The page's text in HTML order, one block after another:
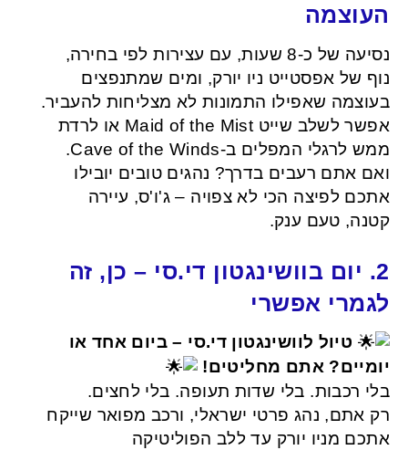
העוצמה
נסיעה של כ-8 שעות, עם עצירות לפי בחירה,
נוף של אפסטייט ניו יורק, ומים שמתנפצים
בעוצמה שאפילו התמונות לא מצליחות להעביר.
אפשר לשלב שייט Maid of the Mist או לרדת
ממש לרגלי המפלים ב-Cave of the Winds.
ואם אתם רעבים בדרך? נהגים טובים יובילו
אתכם לפיצה הכי לא צפויה – ג'ו'ס, עיירה
קטנה, טעם ענק.
2. יום בוושינגטון די.סי – כן, זה
לגמרי אפשרי
טיול לוושינגטון די.סי – ביום אחד או
יומיים? אתם מחליטים!
בלי רכבות. בלי שדות תעופה. בלי לחצים.
רק אתם, נהג פרטי ישראלי, ורכב מפואר שייקח
אתכם מניו יורק עד ללב הפוליטיקה